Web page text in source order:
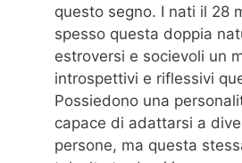
questo segno. I nati il 28
spesso questa doppia
estroversi e socievoli un
introspettivi e riflessivi
Possiedono una
capace di adattarsi a
persone, ma questa